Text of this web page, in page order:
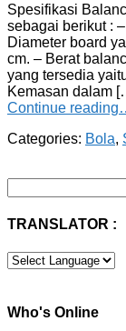
Spesifikasi
sebagai berikut :
Diameter board
cm. – Berat
yang tersedia
Kemasan dalam
Continue
Categories: Bola,
untuk:
TRANSLATOR :
Who's Online